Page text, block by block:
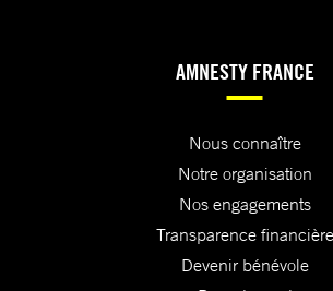
AMNESTY FRANCE
Nous connaître
Notre organisation
Nos engagements
Transparence financière
Devenir bénévole